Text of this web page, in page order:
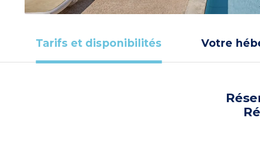
Tarifs et disponibilités Votre